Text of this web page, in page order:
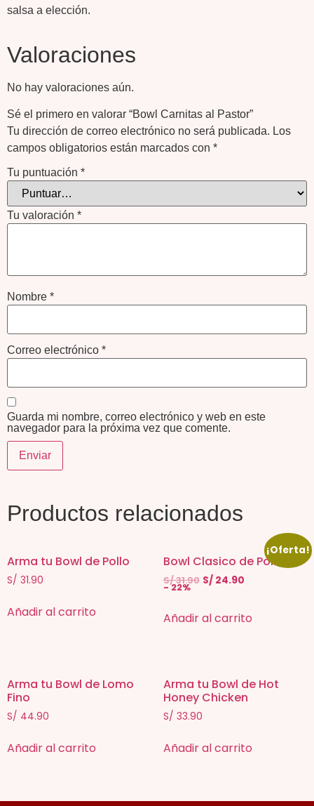
salsa a elección.
Valoraciones
No hay valoraciones aún.
Sé el primero en valorar “Bowl Carnitas al Pastor”
Tu dirección de correo electrónico no será publicada. Los
campos obligatorios están marcados con *
Tu puntuación *
Tu valoración *
Nombre *
Correo electrónico *
Guarda mi nombre, correo electrónico y web en este
navegador para la próxima vez que comente.
Productos relacionados
Arma tu Bowl de Pollo
S/ 31.90
Añadir al carrito
¡Oferta!
Bowl Clasico de Pollo
S/31.90 S/24.90
- 22%
Añadir al carrito
Arma tu Bowl de Lomo
Fino
S/ 44.90
Añadir al carrito
Arma tu Bowl de Hot
Honey Chicken
S/ 33.90
Añadir al carrito